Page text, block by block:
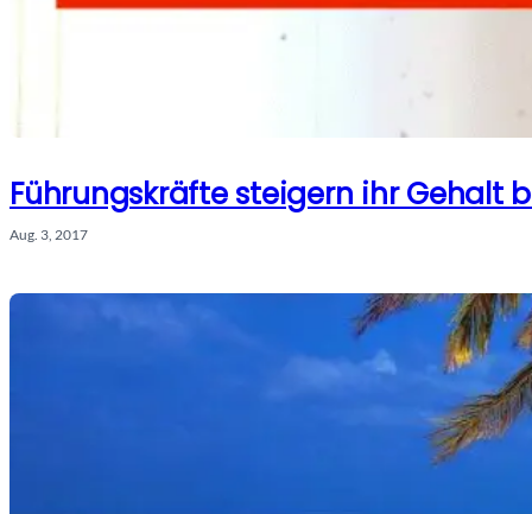
Führungskräfte steigern ihr Gehalt
Aug. 3, 2017